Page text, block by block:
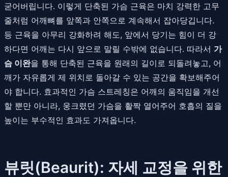
굳어버립니다. 이렇게 단축된 가슴 근육은 마치 강력한 고무
줄처럼 어깨뼈를 앞쪽과 안쪽으로 계속해서 잡아당깁니다.
등 근육을 아무리 강화하려 해도, 앞에서 당기는 힘이 더 강
하다면 어깨는 다시 앞으로 말릴 수밖에 없습니다. 따라서 가
슴 이완을 통해 단축된 근육을 원래의 길이로 되돌려놓고, 어
깨가 자유롭게 제 위치로 돌아갈 수 있는 공간을 확보해주어
야 합니다. 효과적인 가슴 스트레칭은 어깨의 움직임을 개선
할 뿐만 아니라, 웅크렸던 가슴을 활짝 열어주어 호흡의 질을
높이는 부수적인 효과도 가져옵니다.
뷰릿(Beaurit): 자세 교정을 위한